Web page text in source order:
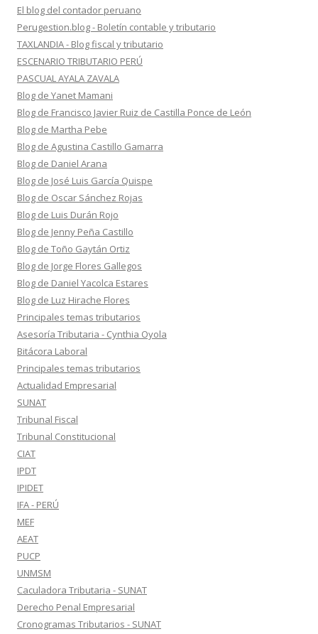
El blog del contador peruano
Perugestion.blog - Boletín contable y tributario
TAXLANDIA - Blog fiscal y tributario
ESCENARIO TRIBUTARIO PERÚ
PASCUAL AYALA ZAVALA
Blog de Yanet Mamani
Blog de Francisco Javier Ruiz de Castilla Ponce de León
Blog de Martha Pebe
Blog de Agustina Castillo Gamarra
Blog de Daniel Arana
Blog de José Luis García Quispe
Blog de Oscar Sánchez Rojas
Blog de Luis Durán Rojo
Blog de Jenny Peña Castillo
Blog de Toño Gaytán Ortiz
Blog de Jorge Flores Gallegos
Blog de Daniel Yacolca Estares
Blog de Luz Hirache Flores
Principales temas tributarios
Asesoría Tributaria - Cynthia Oyola
Bitácora Laboral
Principales temas tributarios
Actualidad Empresarial
SUNAT
Tribunal Fiscal
Tribunal Constitucional
CIAT
IPDT
IPIDET
IFA - PERÚ
MEF
AEAT
PUCP
UNMSM
Caculadora Tributaria - SUNAT
Derecho Penal Empresarial
Cronogramas Tributarios - SUNAT